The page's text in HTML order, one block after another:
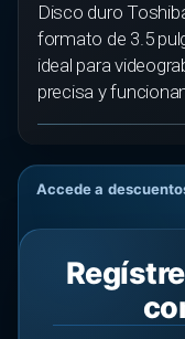
Disco duro
formato de 3.5
ideal para
precisa y
Accede a